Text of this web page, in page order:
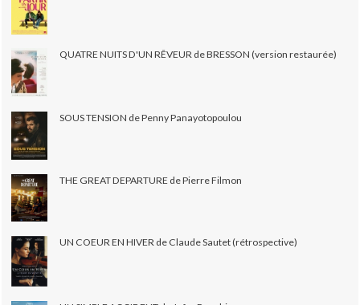
QUATRE NUITS D'UN RÊVEUR de BRESSON (version restaurée)
SOUS TENSION de Penny Panayotopoulou
THE GREAT DEPARTURE de Pierre Filmon
UN COEUR EN HIVER de Claude Sautet (rétrospective)